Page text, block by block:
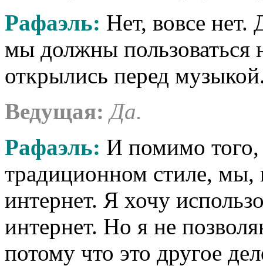
Рафаэль: Нет, вовсе нет.
мы должны
открылись перед
Ведущая: Да.
Рафаэль: И помимо
традиционном стиле,
интернет. Я хочу
интернет. Но я не
потому что это другое